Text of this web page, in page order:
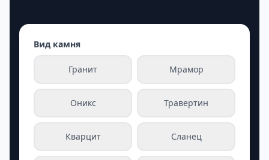
Вид камня
Гранит Мрамор
Оникс Травертин
Кварцит Сланец